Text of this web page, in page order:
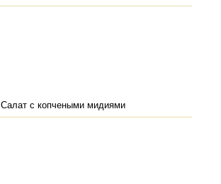
Салат с копчеными мидиями